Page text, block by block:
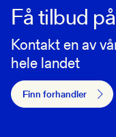
Få tilbud
Kontakt en av
hele landet
Finn forhandler